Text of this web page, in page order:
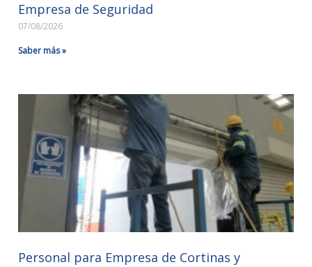
Empresa de Seguridad
07/08/2026
Saber más »
Personal para Empresa de Cortinas y